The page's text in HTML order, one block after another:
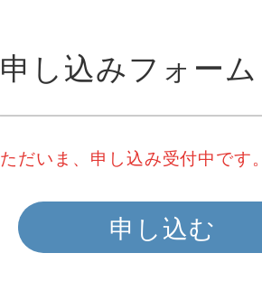
申し込みフォーム
ただいま、申し込み受付中です。
申し込む